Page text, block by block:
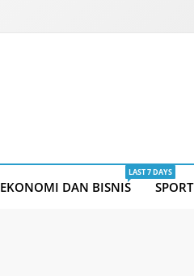
EKONOMI DAN BISNIS
LAST 7 DAYS
SPORT